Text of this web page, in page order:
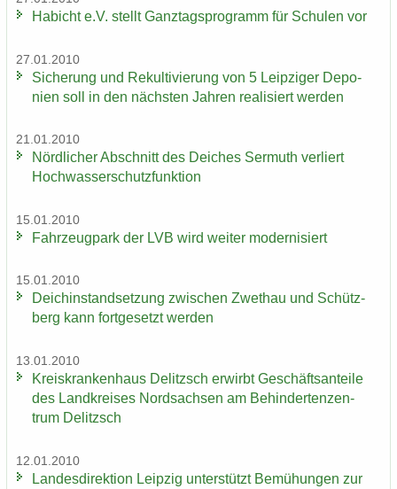
Ha­bicht e.V. stellt Ganz­tags­pro­gramm für Schu­len vor
27.01.2010
Si­che­rung und Re­kul­ti­vie­rung von 5 Leip­zi­ger De­po­
nien soll in den nächs­ten Jah­ren rea­li­siert wer­den
21.01.2010
Nörd­li­cher Ab­schnitt des Dei­ches Ser­muth ver­liert
Hoch­was­ser­schutz­funk­ti­on
15.01.2010
Fahr­zeug­park der LVB wird wei­ter mo­der­ni­siert
15.01.2010
Deich­in­stand­set­zung zwi­schen Zwet­hau und Schütz­
berg kann fort­ge­setzt wer­den
13.01.2010
Kreis­kran­ken­haus De­litzsch er­wirbt Ge­schäfts­an­tei­le
des Land­krei­ses Nord­sach­sen am Be­hin­der­ten­zen­
trum De­litzsch
12.01.2010
Lan­des­di­rek­ti­on Leip­zig un­ter­stützt Be­mü­hun­gen zur